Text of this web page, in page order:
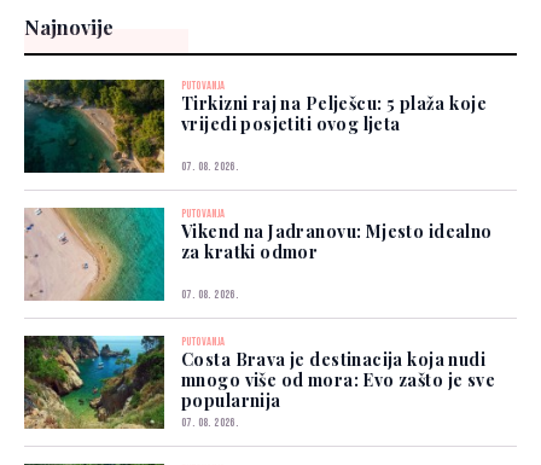
Najnovije
PUTOVANJA
Tirkizni raj na Pelješcu: 5 plaža koje
vrijedi posjetiti ovog ljeta
07. 08. 2026.
PUTOVANJA
Vikend na Jadranovu: Mjesto idealno
za kratki odmor
07. 08. 2026.
PUTOVANJA
Costa Brava je destinacija koja nudi
mnogo više od mora: Evo zašto je sve
popularnija
07. 08. 2026.